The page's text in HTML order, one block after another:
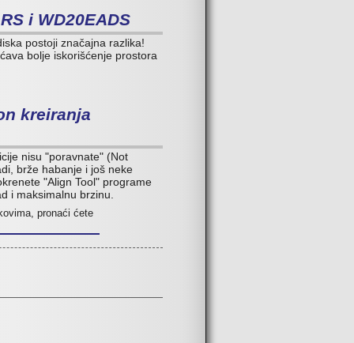
i WD20EADS
postoji značajna razlika!
bolje iskorišćenje prostora
kreiranja
nisu "poravnate" (Not
brže habanje i još neke
"Align Tool" programe
i maksimalnu brzinu.
pronaći ćete